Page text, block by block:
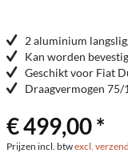
2 aluminium
Kan worden
Geschikt voor Fiat
Draagvermogen
€ 499,00 *
Prijzen incl. btwexcl.